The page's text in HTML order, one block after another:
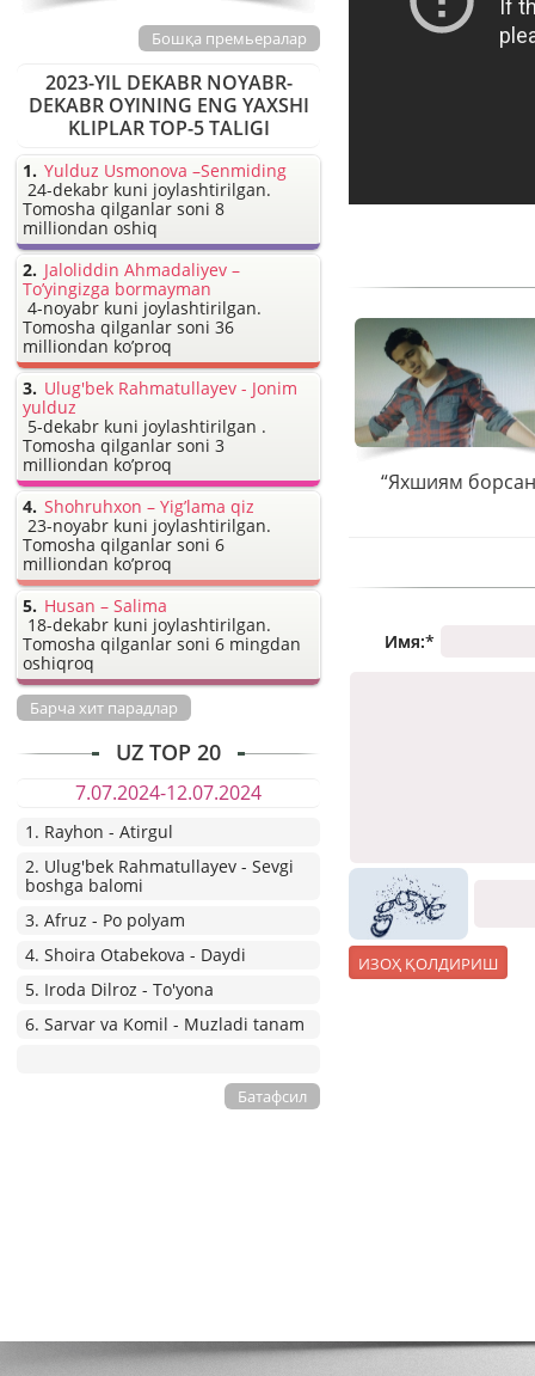
“Яхшиям
Имя:*
Бошқа премьералар
2023-YIL DEKABR NOYABR-
DEKABR OYINING ENG YAXSHI
KLIPLAR TOP-5 TALIGI
Yulduz Usmonova –Senmiding
24-dekabr kuni joylashtirilgan.
Tomosha qilganlar soni 8
milliondan oshiq
Jaloliddin Ahmadaliyev –
To’yingizga bormayman
4-noyabr kuni joylashtirilgan.
Tomosha qilganlar soni 36
milliondan ko’proq
Ulug'bek Rahmatullayev - Jonim
yulduz
5-dekabr kuni joylashtirilgan .
Tomosha qilganlar soni 3
milliondan ko’proq
Shohruhxon – Yig’lama qiz
23-noyabr kuni joylashtirilgan.
Tomosha qilganlar soni 6
milliondan ko’proq
Husan – Salima
18-dekabr kuni joylashtirilgan.
Tomosha qilganlar soni 6 mingdan
oshiqroq
Барча хит парадлар
UZ TOP 20
7.07.2024-12.07.2024
1. Rayhon - Atirgul
2. Ulug'bek Rahmatullayev - Sevgi
boshga balomi
3. Afruz - Po polyam
4. Shoira Otabekova - Daydi
5. Iroda Dilroz - To'yona
6. Sarvar va Komil - Muzladi tanam
Батафсил